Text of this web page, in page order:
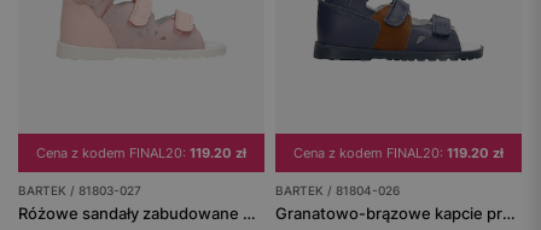
Cena z kodem FINAL20: 119.20 zł
BARTEK / 81803-027
Różowe sandały zabudowane dla dziewczynki BARTEK 81803-027
Cena z kodem FINAL20: 119.20 zł
BARTEK / 81804-026
Granatowo-brązowe kapcie profilaktyczne BARTEK 81804-026